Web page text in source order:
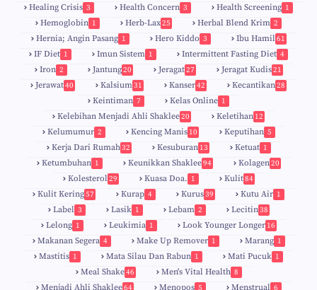
Healing Crisis 3 Health Concern 3 Health Screening 1
Hemoglobin 1 Herb-Lax25 Herbal Blend Krim 2
Hernia; Angin Pasang 1 Hero Kiddo 3 Ibu Hamil61
IF Diet 1 Imun Sistem 1 Intermittent Fasting Diet 4
Iron 2 Jantung20 Jeragat27 Jeragat Kudis21
Jerawat40 Kalsium31 Kanser42 Kecantikan28
Keintiman 7 Kelas Online 1
Kelebihan Menjadi Ahli Shaklee20 Keletihan 12
Kelumumur 2 Kencing Manis 10 Keputihan 5
Kerja Dari Rumah32 Kesuburan 13 Ketuat 1
Ketumbuhan 1 Keunikkan Shaklee94 Kolagen20
Kolesterol29 Kuasa Doa. 1 Kulit84
Kulit Kering57 Kurap 4 Kurus39 Kutu Air 1
Label 3 Lasik 1 Lebam 2 Lecitin38
Lelong 1 Leukimia 1 Look Younger Longer 16
Makanan Segera 4 Make Up Remover 1 Marang 1
Mastitis 1 Mata Silau Dan Rabun 1 Mati Pucuk 1
Meal Shake46 Men's Vital Health 8
Menjadi Ahli Shaklee64 Menopos 5 Menstrual 6